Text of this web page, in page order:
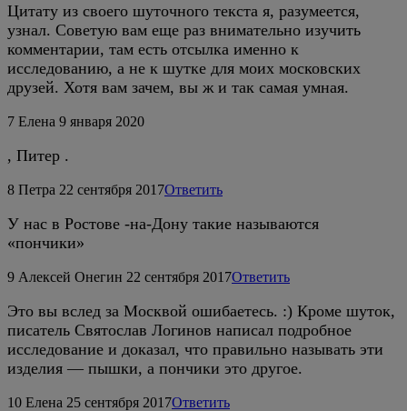
Цитату из своего шуточного текста я, разумеется,
узнал. Советую вам еще раз внимательно изучить
комментарии, там есть отсылка именно к
исследованию, а не к шутке для моих московских
друзей. Хотя вам зачем, вы ж и так самая умная.
7 Елена 9 января 2020
, Питер .
8 Петра 22 сентября 2017Ответить
У нас в Ростове -на-Дону такие называются
«пончики»
9 Алексей Онегин 22 сентября 2017Ответить
Это вы вслед за Москвой ошибаетесь. :) Кроме шуток,
писатель Святослав Логинов написал подробное
исследование и доказал, что правильно называть эти
изделия — пышки, а пончики это другое.
10 Елена 25 сентября 2017Ответить